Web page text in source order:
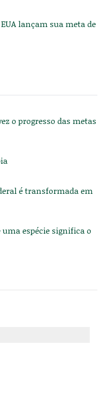
lançam sua meta de
o progresso das metas
é transformada em
uma espécie significa o